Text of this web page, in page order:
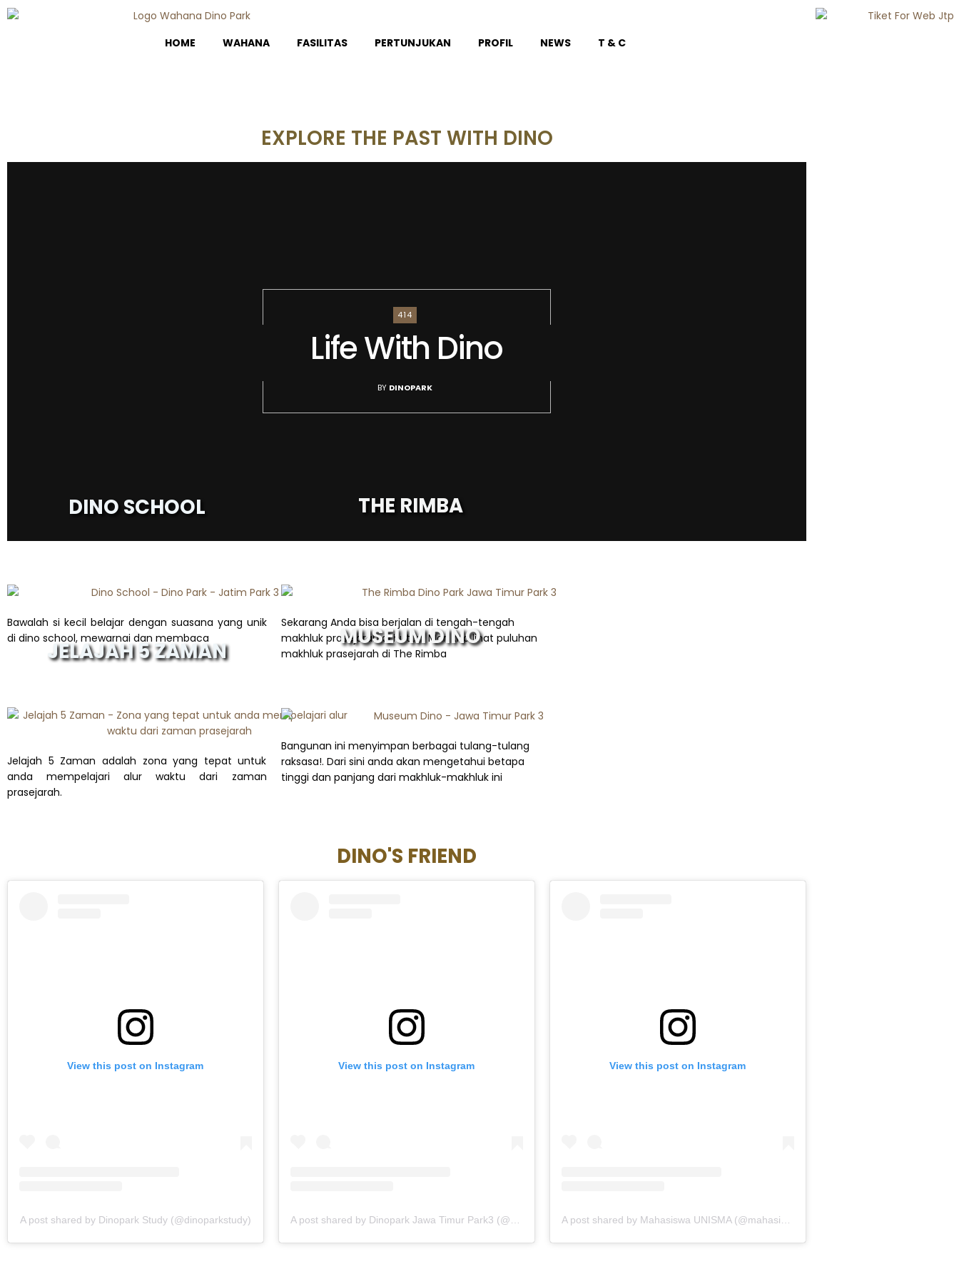
HOME WAHANA FASILITAS PERTUNJUKAN PROFIL NEWS T & C
EXPLORE THE PAST WITH DINO
414
Life With Dino
BY DINOPARK
Bawalah si kecil belajar dengan suasana yang unik
di dino school, mewarnai dan membaca
DINO SCHOOL
Sekarang Anda bisa berjalan di tengah-tengah
makhluk prasejarah di hutan. Mari kita lihat puluhan
makhluk prasejarah di The Rimba
THE RIMBA
Jelajah 5 Zaman adalah zona yang tepat untuk
anda mempelajari alur waktu dari zaman
prasejarah.
JELAJAH 5 ZAMAN
Bangunan ini menyimpan berbagai tulang-tulang
raksasa!. Dari sini anda akan mengetahui betapa
tinggi dan panjang dari makhluk-makhluk ini
MUSEUM DINO
DINO'S FRIEND
View this post on Instagram
A post shared by Dinopark Study (@dinoparkstudy)
View this post on Instagram View this post on Instagram